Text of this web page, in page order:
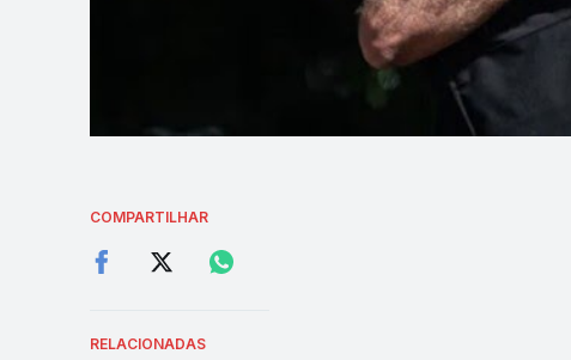
COMPARTILHAR
RELACIONADAS